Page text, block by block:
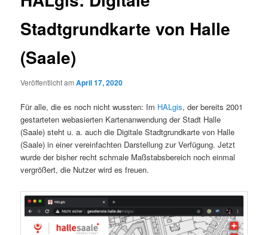
Stadtgrundkarte von Halle
(Saale)
Veröffentlicht amApril 17, 2020
Für alle, die es noch nicht wussten: Im HALgis, der bereits 2001
gestarteten webasierten Kartenanwendung der Stadt Halle
(Saale) steht u. a. auch die Digitale Stadtgrundkarte von Halle
(Saale) in einer vereinfachten Darstellung zur Verfügung. Jetzt
wurde der bisher recht schmale Maßstabsbereich noch einmal
vergrößert, die Nutzer wird es freuen.